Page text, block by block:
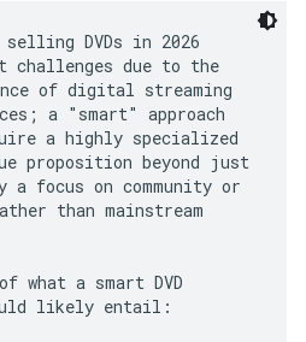
DVDs in 2026
challenges due to the
of digital streaming
a "smart" approach
a highly specialized
proposition beyond just
focus on community or
than mainstream
what a smart DVD
likely entail: